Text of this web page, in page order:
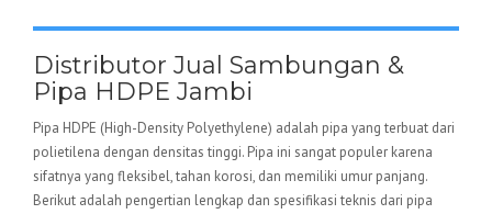
Distributor Jual Sambungan &
Pipa HDPE Jambi
Pipa HDPE (High-Density Polyethylene) adalah pipa yang terbuat dari
polietilena dengan densitas tinggi. Pipa ini sangat populer karena
sifatnya yang fleksibel, tahan korosi, dan memiliki umur panjang.
Berikut adalah pengertian lengkap dan spesifikasi teknis dari pipa